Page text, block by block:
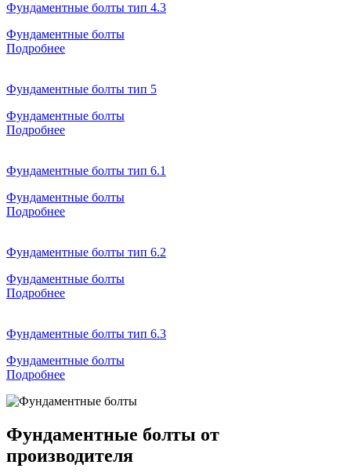
Фундаментные болты тип 4.3
Фундаментные болты
Подробнее
Фундаментные болты тип 5
Фундаментные болты
Подробнее
Фундаментные болты тип 6.1
Фундаментные болты
Подробнее
Фундаментные болты тип 6.2
Фундаментные болты
Подробнее
Фундаментные болты тип 6.3
Фундаментные болты
Подробнее
Фундаментные болты от
производителя